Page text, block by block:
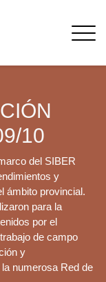
10
del SIBER
y
ámbito provincial.
para la
por el
de campo
y
numerosa Red de